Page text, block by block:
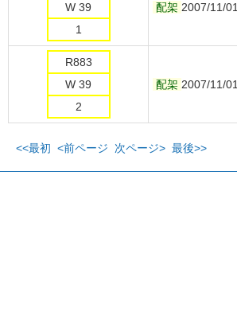
W 39
1
配架 2007/11/01
R883
W 39
2
配架 2007/11/01
<<最初 <前ページ 次ページ> 最後>>